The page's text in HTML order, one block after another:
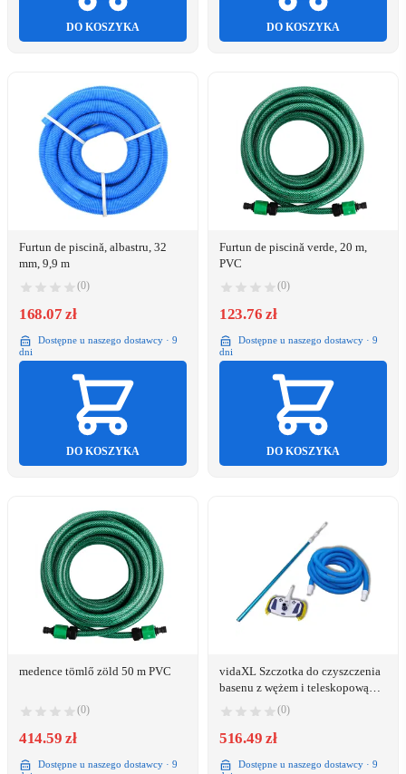
DO KOSZYKA DO KOSZYKA
Furtun de piscină, albastru, 32
mm, 9,9 m
(0)
168.07 zł
Dostępne u naszego dostawcy · 9
dni
DO KOSZYKA
Furtun de piscină verde, 20 m,
PVC
(0)
123.76 zł
Dostępne u naszego dostawcy · 9
dni
DO KOSZYKA
medence tömlő zöld 50 m PVC
(0)
414.59 zł
Dostępne u naszego dostawcy · 9
vidaXL Szczotka do czyszczenia
basenu z wężem i teleskopową
(0)
516.49 zł
Dostępne u naszego dostawcy · 9